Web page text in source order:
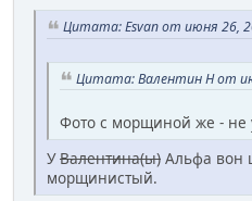
Цитата: Esvan от июня 26,
Цитата: Валентин Н от
Фото с морщиной же - не
УВалентина(ы) Альфа вон
морщинистый.